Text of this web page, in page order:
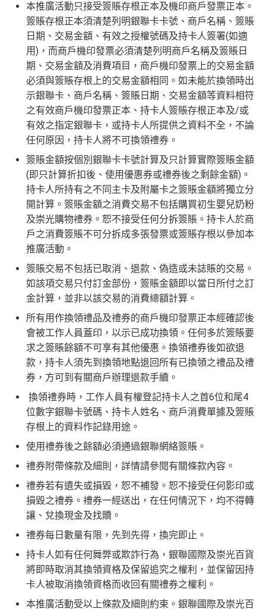
本推廣活動只接受簽賬存根正本及機印商戶發票正本。
簽賬存根正本須清楚列明銀聯卡卡號、商戶名稱、簽賬
日期、交易金額、有效之授權號碼及持卡人簽署(如適
用)，而商戶機印發票必須清楚列明商戶名稱及簽賬日
期、交易金額及消費項目，商戶機印發票上的交易金額
必須與簽賬存根上的交易金額相同。如未能於換領時出
示銀聯卡、商戶名稱、簽賬日期、交易金額等資料相符
之有效商戶機印發票正本、持卡人簽賬存根正本及/或
有效之指定銀聯卡，或持卡人所提供之資料不全，不論
任何原因，持卡人將不可換領禮券。
簽賬金額按個別銀聯卡卡號計算及只計算實際簽賬金額
(即只計算折扣後、使用優惠券或禮券後之剩餘金額)。
持卡人所持有之不同主卡及附屬卡之簽賬金額將獨立分
開計算。簽賬金額之消費交易不包括購買初生嬰兒奶粉
及崇光購物禮券。恕不接受任何分拆簽賬。持卡人於商
戶之消費簽賬不可分拆成多張發票或簽賬存根以參加本
推廣活動。
簽賬交易不包括已取消、退款、偽造或未誌賬的交易。
如該項交易只付訂金部份，簽賬金額即以當日所付之訂
金計算，並非以該交易的消費總額計算。
所有用作換領禮品及禮券的商戶機印發票正本經確認後
會被工作人員蓋印，以示已成功換領。任何多於簽賬要
求之簽賬餘額不可享有其他優惠。換領禮券後如欲退
款，持卡人須先到換領地點退回所有已換領之禮品及禮
券，方可到有關商戶辦理退款手續。
換領禮券時，工作人員有權登記持卡人之首6位和尾4
位數字銀聯卡號碼、持卡人姓名、商戶消費單據及簽賬
存根上的資料作記錄用途。
使用禮券後之餘額必須通過銀聯網絡簽賬。
禮券附帶條款及細則，詳情請參閱有關條款內容。
禮券若有遺失或損毀，恕不補發。恕不接受任何影印或
損毀之禮券。禮券一經送出，在任何情況下，均不得轉
讓、兌換現金及找贖。
禮券每日數量有限，先到先得，換完即止。
持卡人如有任何舞弊或欺詐行為，銀聯國際及崇光百貨
將即時取消其換領資格及保留追究之權利，並保留因持
卡人被取消換領資格而收回有關禮券之權利。
本推廣活動受以上條款及細則約束。銀聯國際及崇光百